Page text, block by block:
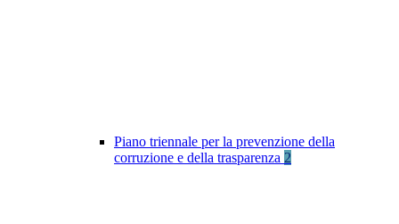
Piano triennale per la prevenzione della
corruzione e della trasparenza 2